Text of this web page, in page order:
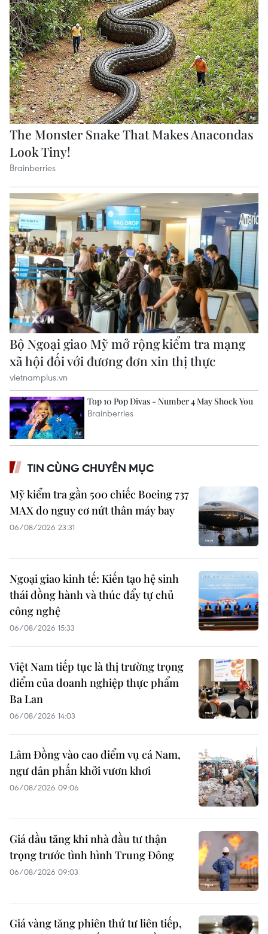
TIN CÙNG CHUYÊN MỤC
Mỹ kiểm tra gần 500 chiếc Boeing 737
MAX do nguy cơ nứt thân máy bay
06/08/2026 23:31
Ngoại giao kinh tế: Kiến tạo hệ sinh
thái đồng hành và thúc đẩy tự chủ
công nghệ
06/08/2026 15:33
Việt Nam tiếp tục là thị trường trọng
điểm của doanh nghiệp thực phẩm
Ba Lan
06/08/2026 14:03
Lâm Đồng vào cao điểm vụ cá Nam,
ngư dân phấn khởi vươn khơi
06/08/2026 09:06
Giá dầu tăng khi nhà đầu tư thận
trọng trước tình hình Trung Đông
06/08/2026 09:03
Giá vàng tăng phiên thứ tư liên tiếp,